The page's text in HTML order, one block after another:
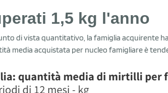
1,5 kg l'anno
di vista quantitativo, la famiglia acquirente
media acquistata per nucleo famigliare è